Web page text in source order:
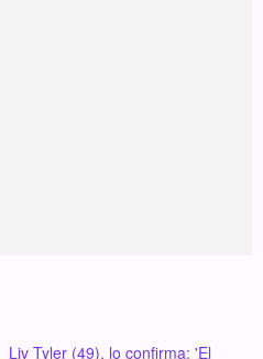
Liv Tyler (49), lo confirma: 'El